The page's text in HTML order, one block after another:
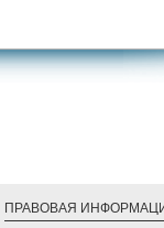
ПРАВОВАЯ